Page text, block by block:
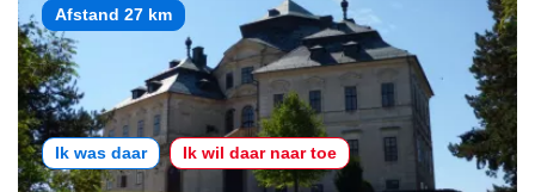
Afstand 27 km
Ik was daar Ik wil daar naar toe